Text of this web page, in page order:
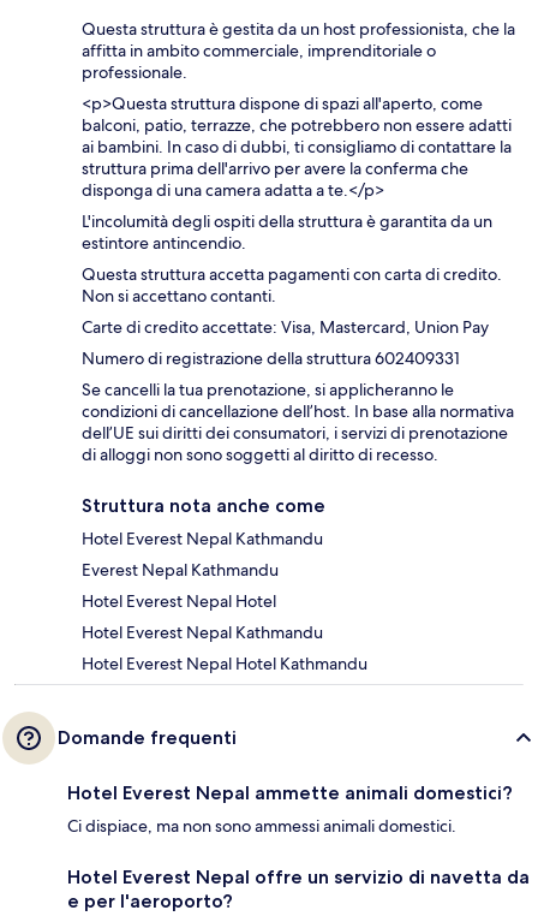
Questa struttura è gestita da un host professionista, che la
affitta in ambito commerciale, imprenditoriale o
professionale.
<p>Questa struttura dispone di spazi all'aperto, come
balconi, patio, terrazze, che potrebbero non essere adatti
ai bambini. In caso di dubbi, ti consigliamo di contattare la
struttura prima dell'arrivo per avere la conferma che
disponga di una camera adatta a te.</p>
L'incolumità degli ospiti della struttura è garantita da un
estintore antincendio.
Questa struttura accetta pagamenti con carta di credito.
Non si accettano contanti.
Carte di credito accettate: Visa, Mastercard, Union Pay
Numero di registrazione della struttura 602409331
Se cancelli la tua prenotazione, si applicheranno le
condizioni di cancellazione dell’host. In base alla normativa
dell’UE sui diritti dei consumatori, i servizi di prenotazione
di alloggi non sono soggetti al diritto di recesso.
Struttura nota anche come
Hotel Everest Nepal Kathmandu
Everest Nepal Kathmandu
Hotel Everest Nepal Hotel
Hotel Everest Nepal Kathmandu
Hotel Everest Nepal Hotel Kathmandu
Domande frequenti
Hotel Everest Nepal ammette animali domestici?
Ci dispiace, ma non sono ammessi animali domestici.
Hotel Everest Nepal offre un servizio di navetta da
e per l'aeroporto?